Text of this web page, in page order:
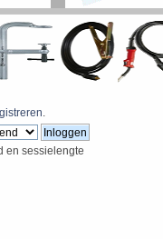
.
en sessielengte